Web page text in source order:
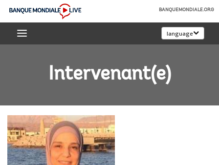
Skip
Main
Banque
mondiale
BANQUEMONDIALE.ORG
language
Intervenant(e)